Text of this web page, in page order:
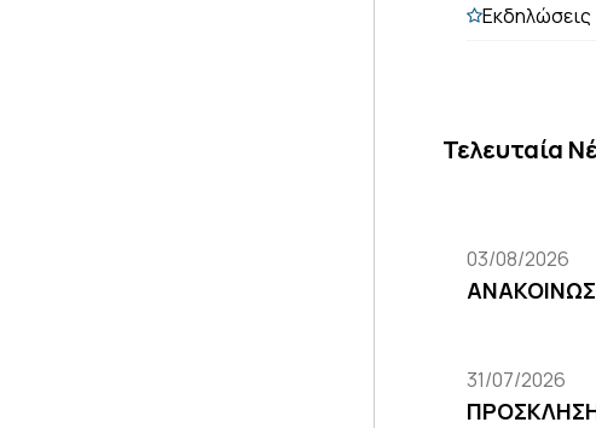
Εκδηλώσεις
Τελευταία
03/08/2026
31/07/2026